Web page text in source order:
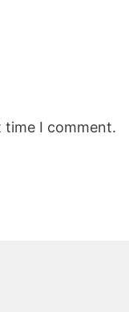
time I comment.